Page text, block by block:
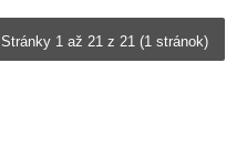
Stránky 1 až 21 z 21 (1 stránok)